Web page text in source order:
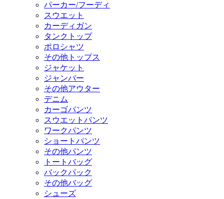
パーカー/フーディ
スウエット
カーディガン
タンクトップ
ポロシャツ
その他トップス
ジャケット
ジャンバー
その他アウター
デニム
カーゴパンツ
スウエットパンツ
ワークパンツ
ショートパンツ
その他パンツ
トートバッグ
バックパック
その他バッグ
シューズ